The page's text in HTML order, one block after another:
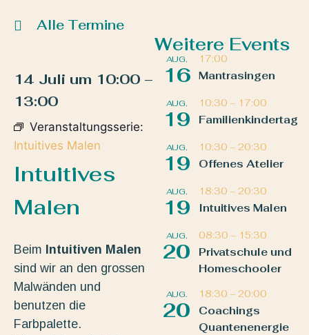
Alle Termine
14 Juli um 10:00 –
13:00
Veranstaltungsserie:
Intuitives Malen
Intuitives
Malen
Beim Intuitiven Malen
sind wir an den grossen
Malwänden und
benutzen die
Farbpalette.
Weitere Events
AUG.
16
17:00
Mantrasingen
AUG.
19
10:30 – 17:00
Familienkindertag
AUG.
19
10:30 – 20:30
Offenes Atelier
AUG.
19
18:30 – 20:30
Intuitives Malen
AUG.
20
08:30 – 15:30
Privatschule und
Homeschooler
AUG.
20
18:30 – 20:00
Coachings
Quantenenergie